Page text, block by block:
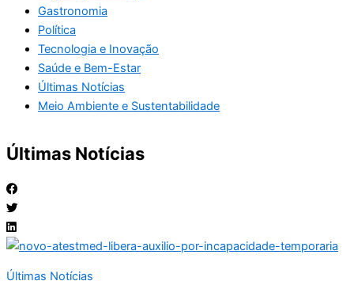
Gastronomia
Política
Tecnologia e Inovação
Saúde e Bem-Estar
Últimas Notícias
Meio Ambiente e Sustentabilidade
Últimas Notícias
Últimas Notícias